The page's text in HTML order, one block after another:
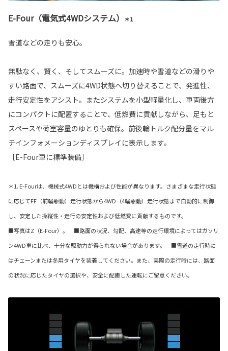
E-Four（電気式4WDシステム） ＊1
雪道などの走りも安心。
無駄なく、賢く、そしてスムーズに。加速時や雪道などの滑りや
すい路面で、スムーズに4WD状態へ切り替えることで、発進性、
走行安定性をアシスト。またシステムを小型軽量化し、車両後方
にコンパクトに配置することで、低燃費に貢献しながら、足もと
スペースや荷室容量のゆとりも確保。前後輪トルク配分量をマル
チインフォメーションディスプレイに表示します。
［E-Four車に標準装備］
＊1. E-Fourは、機械式4WDとは機構および性能が異なります。さまざまな走行状態
に応じてFF（前輪駆動）走行状態から4WD（4輪駆動）走行状態まで自動的に制御
し、安定した操縦性・走行の安定性および低燃費に貢献するものです。
■写真はZ（E-Four）。 ■路面の状況、勾配、高速等の走行環境によってはガソリ
ン4WD車に比べ、十分な駆動力が得られない場合があります。 ■雪道の走行時に
はチェーンまたは冬用タイヤを装着してください。また、実際の走行時には、路面
の状況に応じたタイヤの選択や、安全に配慮した運転にご留意ください。